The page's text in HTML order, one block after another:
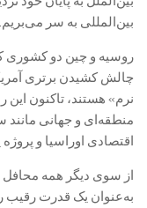
‌بین‌المللی به سر می‌بریم.
روسیه و چین دو کشوری
چالش کشیدن برتری
نرم» هستند، تاکنون این
منطقه‌ای و جهانی مانند
اقتصادی اوراسیا و
از سوی‌ دیگر همه